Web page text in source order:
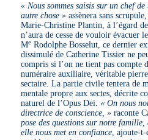
« Nous sommes saisis sur un chef
autre chose » assènera sans
Marie-Christine Plantin, à l’égard
n’aura de cesse de vouloir évacuer
Me Rodolphe Bosselut, ce dernier
dissimulé de Catherine Tissier ne
compris si l’on ne tient pas compte
numéraire auxiliaire, véritable
sectaire. La partie civile tentera de
mentale propre aux sectes, décrite
naturel de l’Opus Dei.« On nous
directrice de conscience, » raconte
pose des questions sur notre
elle nous met en confiance, ajoute-